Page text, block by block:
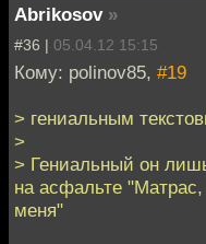
Abrikosov »
#36 | 05.04.12 15:15
Кому: polinov85, #19
> гениальным
>
> Гениальный он
на асфальте
меня"